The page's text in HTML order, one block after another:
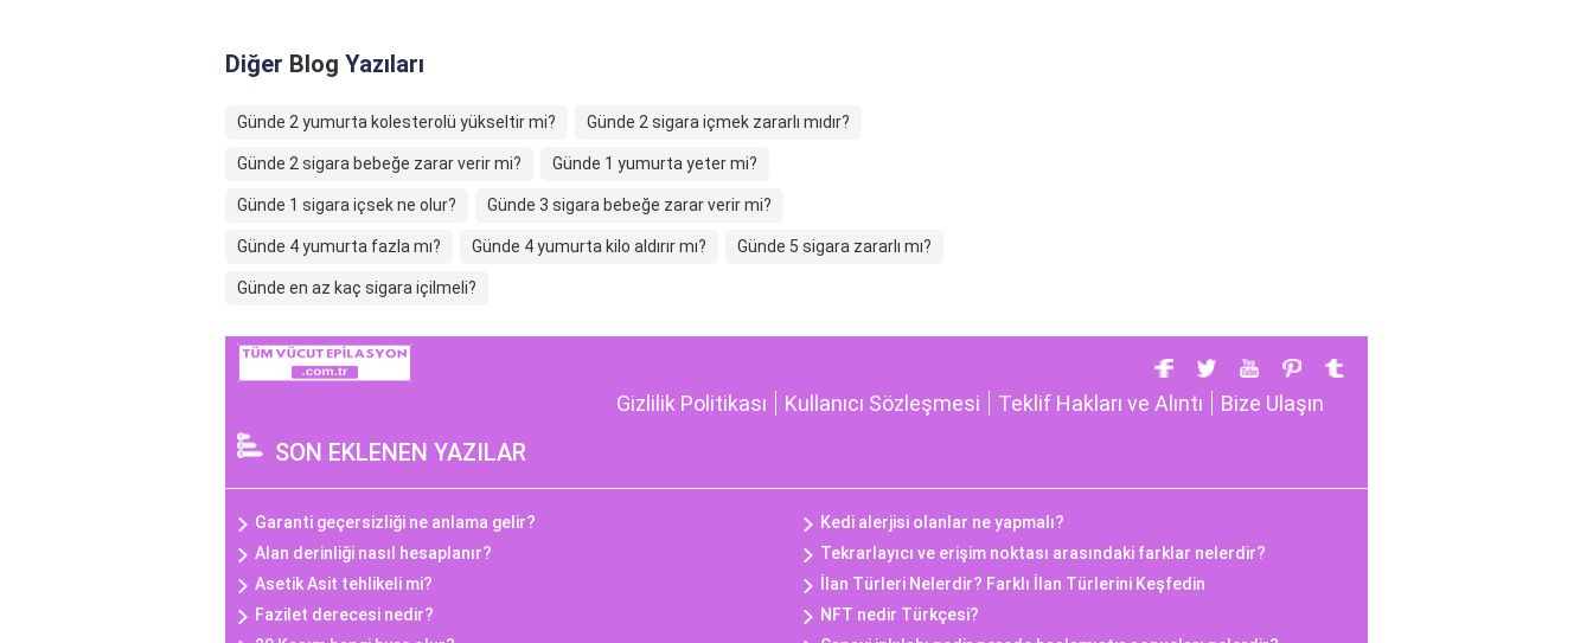
Diğer Blog Yazıları
Günde 2 yumurta kolesterolü yükseltir mi? Günde 2 sigara içmek zararlı mıdır?
Günde 2 sigara bebeğe zarar verir mi? Günde 1 yumurta yeter mi?
Günde 1 sigara içsek ne olur? Günde 3 sigara bebeğe zarar verir mi?
Günde 4 yumurta fazla mı? Günde 4 yumurta kilo aldırır mı? Günde 5 sigara zararlı mı?
Günde en az kaç sigara içilmeli?
Gizlilik Politikası Kullanıcı Sözleşmesi Teklif Hakları ve Alıntı Bize Ulaşın
SON EKLENEN YAZILAR
Garanti geçersizliği ne anlama gelir?
Kedi alerjisi olanlar ne yapmalı?
Alan derinliği nasıl hesaplanır?
Tekrarlayıcı ve erişim noktası arasındaki farklar nelerdir?
Asetik Asit tehlikeli mi?
İlan Türleri Nelerdir? Farklı İlan Türlerini Keşfedin
Fazilet derecesi nedir?
NFT nedir Türkçesi?